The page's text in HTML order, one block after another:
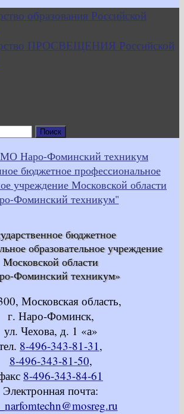
бюджетное
образовательное учреждение
Московской области
Фоминский техникум»
Московская область,
г. Наро-Фоминск,
ул. Чехова, д. 1 «а»
8-496-343-81-31,
8-496-343-81-50,
8-496-343-84-61
Электронная почта: